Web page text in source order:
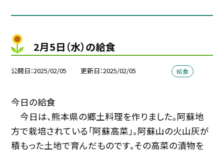
2月5日（水）の給食
公開日 2025/02/05 更新日 2025/02/05 給食
今日の給食
今日は、熊本県の郷土料理を作りました。阿蘇地
方で栽培されている「阿蘇高菜」。阿蘇山の火山灰が
積もった土地で育んだものです。その高菜の漬物を